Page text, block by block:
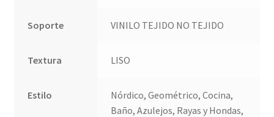
Soporte VINILO TEJIDO NO TEJIDO
Textura LISO
Estilo
Nórdico, Geométrico, Cocina,
Baño, Azulejos, Rayas y Hondas,